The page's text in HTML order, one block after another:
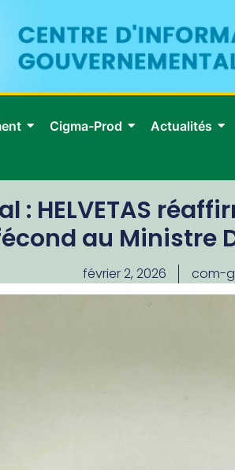
Cigma-Prod Actualités
: HELVETAS
au Ministre
février 2, 2026 com-